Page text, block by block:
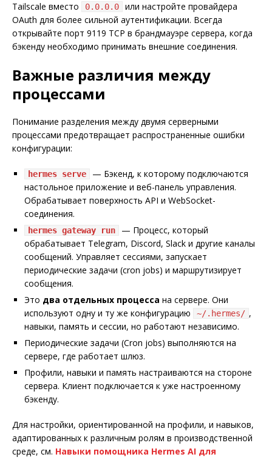
Tailscale вместо
0.0.0.0
или настройте провайдера
OAuth для более сильной аутентификации. Всегда
открывайте порт 9119 TCP в брандмауэре сервера, когда
бэкенду необходимо принимать внешние соединения.
Важные различия между
процессами
Понимание разделения между двумя серверными
процессами предотвращает распространенные ошибки
конфигурации:
hermes serve
— Бэкенд, к которому подключаются
настольное приложение и веб-панель управления.
Обрабатывает поверхность API и WebSocket-
соединения.
hermes gateway run
— Процесс, который
обрабатывает Telegram, Discord, Slack и другие каналы
сообщений. Управляет сессиями, запускает
периодические задачи (cron jobs) и маршрутизирует
сообщения.
Это два отдельных процесса на сервере. Они
используют одну и ту же конфигурацию
~/.hermes/ ,
навыки, память и сессии, но работают независимо.
Периодические задачи (Cron jobs) выполняются на
сервере, где работает шлюз.
Профили, навыки и память настраиваются на стороне
сервера. Клиент подключается к уже настроенному
бэкенду.
Для настройки, ориентированной на профили, и навыков,
адаптированных к различным ролям в производственной
среде, см. Навыки помощника Hermes AI для